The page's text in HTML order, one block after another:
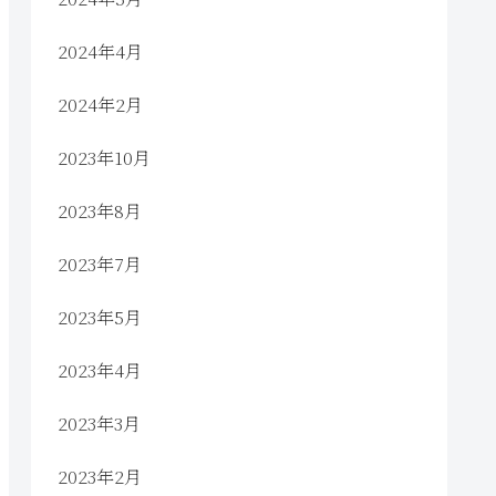
2024年4月
2024年2月
2023年10月
2023年8月
2023年7月
2023年5月
2023年4月
2023年3月
2023年2月